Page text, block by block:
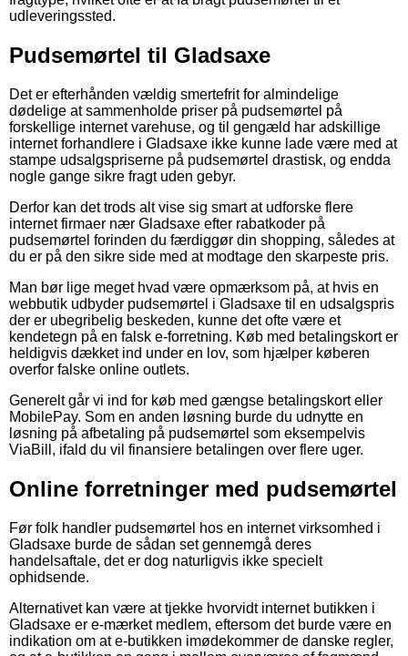
udleveringssted.
Pudsemørtel til Gladsaxe
Det er efterhånden vældig smertefrit for almindelige
dødelige at sammenholde priser på pudsemørtel på
forskellige internet varehuse, og til gengæld har adskillige
internet forhandlere i Gladsaxe ikke kunne lade være med at
stampe udsalgspriserne på pudsemørtel drastisk, og endda
nogle gange sikre fragt uden gebyr.
Derfor kan det trods alt vise sig smart at udforske flere
internet firmaer nær Gladsaxe efter rabatkoder på
pudsemørtel forinden du færdiggør din shopping, således at
du er på den sikre side med at modtage den skarpeste pris.
Man bør lige meget hvad være opmærksom på, at hvis en
webbutik udbyder pudsemørtel i Gladsaxe til en udsalgspris
der er ubegribelig beskeden, kunne det ofte være et
kendetegn på en falsk e-forretning. Køb med betalingskort er
heldigvis dækket ind under en lov, som hjælper køberen
overfor falske online outlets.
Generelt går vi ind for køb med gængse betalingskort eller
MobilePay. Som en anden løsning burde du udnytte en
løsning på afbetaling på pudsemørtel som eksempelvis
ViaBill, ifald du vil finansiere betalingen over flere uger.
Online forretninger med pudsemørtel
Før folk handler pudsemørtel hos en internet virksomhed i
Gladsaxe burde de sådan set gennemgå deres
handelsaftale, det er dog naturligvis ikke specielt
ophidsende.
Alternativet kan være at tjekke hvorvidt internet butikken i
Gladsaxe er e-mærket medlem, eftersom det burde være en
indikation om at e-butikken imødekommer de danske regler,